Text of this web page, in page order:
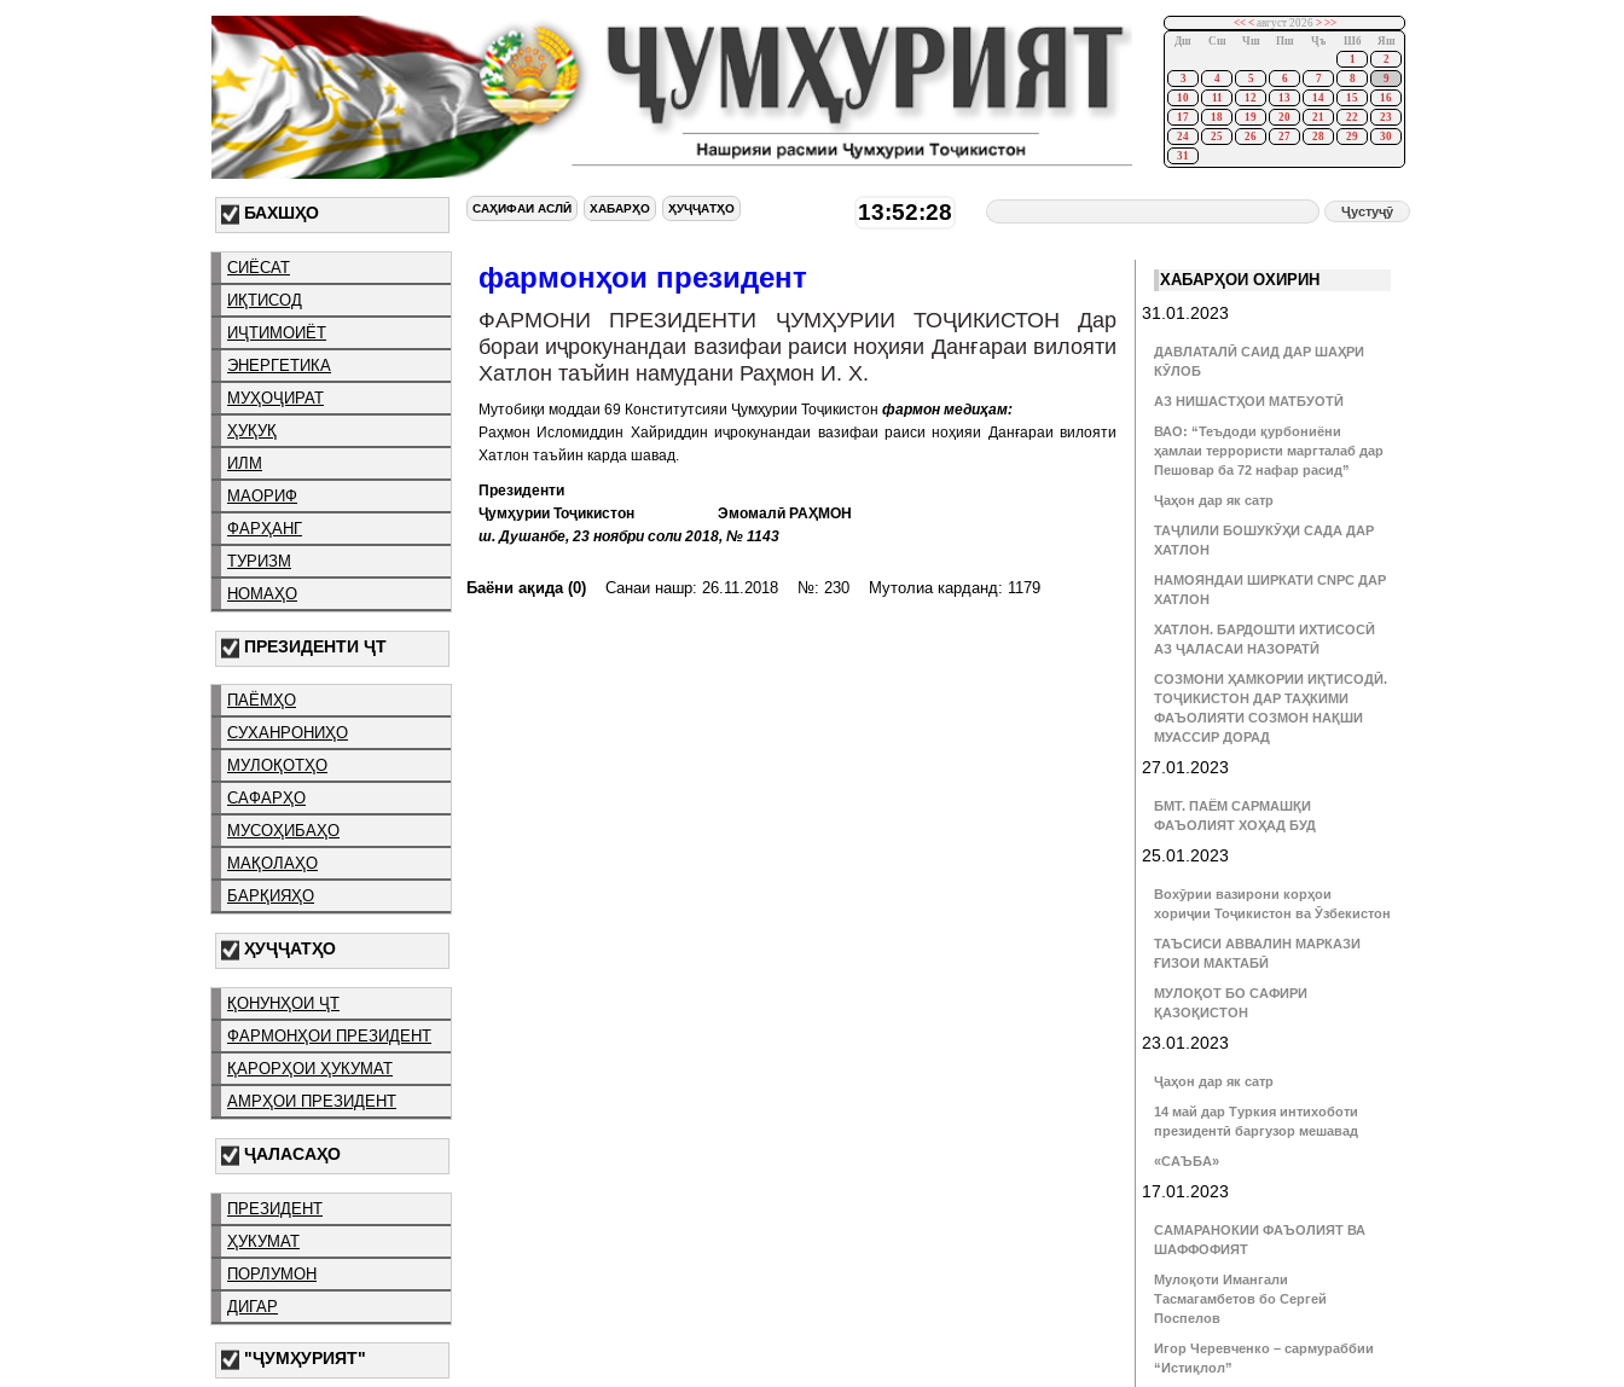
<< <август 2026 > >>
Дш
Сш Чш Пш Ҷъ Шб
Яш
1
2
3
4 5 6 7 8
9
10
11 12 13 14 15
16
17
18 19 20 21 22
23
24
25 26 27 28 29
30
31
БАХШҲО
СИЁСАТ
ИҚТИСОД
ИҶТИМОИЁТ
ЭНЕРГЕТИКА
МУҲОҶИРАТ
ҲУҚУҚ
ИЛМ
МАОРИФ
ФАРҲАНГ
ТУРИЗМ
НОМАҲО
ПРЕЗИДЕНТИ ҶТ
ПАЁМҲО
СУХАНРОНИҲО
МУЛОҚОТҲО
САФАРҲО
МУСОҲИБАҲО
МАҚОЛАҲО
БАРҚИЯҲО
ҲУҶҶАТҲО
ҚОНУНҲОИ ҶТ
ФАРМОНҲОИ ПРЕЗИДЕНТ
ҚАРОРҲОИ ҲУКУМАТ
АМРҲОИ ПРЕЗИДЕНТ
ҶАЛАСАҲО
ПРЕЗИДЕНТ
ҲУКУМАТ
ПОРЛУМОН
ДИГАР
"ҶУМҲУРИЯТ"
САҲИФАИ АСЛӢ ХАБАРҲО ҲУҶҶАТҲО 13:52:29
фармонҳои президент
ФАРМОНИ ПРЕЗИДЕНТИ ҶУМҲУРИИ ТОҶИКИСТОН Дар
бораи иҷрокунандаи вазифаи раиси ноҳияи Данғараи вилояти
Хатлон таъйин намудани Раҳмон И. Х.
Мутобиқи моддаи 69 Конститутсияи Ҷумҳурии Тоҷикистон фармон медиҳам:
Раҳмон Исломиддин Хайриддин иҷрокунандаи вазифаи раиси ноҳияи Данғараи вилояти
Хатлон таъйин карда шавад.
Президенти
Ҷумҳурии Тоҷикистон Эмомалӣ РАҲМОН
ш. Душанбе, 23 ноябри соли 2018, № 1143
Баёни ақида (0) Санаи нашр: 26.11.2018 №: 230 Мутолиа карданд: 1179
ХАБАРҲОИ ОХИРИН
31.01.2023
ДАВЛАТАЛӢ САИД ДАР ШАҲРИ
КӮЛОБ
АЗ НИШАСТҲОИ МАТБУОТӢ
ВАО: “Теъдоди қурбониёни
ҳамлаи террористи маргталаб дар
Пешовар ба 72 нафар расид”
Ҷаҳон дар як сатр
ТАҶЛИЛИ БОШУКӮҲИ САДА ДАР
ХАТЛОН
НАМОЯНДАИ ШИРКАТИ CNPC ДАР
ХАТЛОН
ХАТЛОН. БАРДОШТИ ИХТИСОСӢ
АЗ ҶАЛАСАИ НАЗОРАТӢ
СОЗМОНИ ҲАМКОРИИ ИҚТИСОДӢ.
ТОҶИКИСТОН ДАР ТАҲКИМИ
ФАЪОЛИЯТИ СОЗМОН НАҚШИ
МУАССИР ДОРАД
27.01.2023
БМТ. ПАЁМ САРМАШҚИ
ФАЪОЛИЯТ ХОҲАД БУД
25.01.2023
Вохӯрии вазирони корҳои
хориҷии Тоҷикистон ва Ӯзбекистон
ТАЪСИСИ АВВАЛИН МАРКАЗИ
ҒИЗОИ МАКТАБӢ
МУЛОҚОТ БО САФИРИ
ҚАЗОҚИСТОН
23.01.2023
Ҷаҳон дар як сатр
14 май дар Туркия интихоботи
президентӣ баргузор мешавад
«САЪБА»
17.01.2023
САМАРАНОКИИ ФАЪОЛИЯТ ВА
ШАФФОФИЯТ
Мулоқоти Имангали
Тасмагамбетов бо Сергей
Поспелов
Игор Черевченко – сармураббии
“Истиқлол”